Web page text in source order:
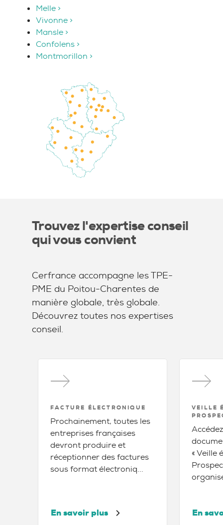
Melle >
Vivonne >
Mansle >
Confolens >
Montmorillon >
Trouvez l'expertise conseil
qui vous convient
Cerfrance accompagne les TPE-
PME du Poitou-Charentes de
manière globale, très globale.
Découvrez toutes nos expertises
conseil.
FACTURE ÉLECTRONIQUE
Prochainement, toutes les
entreprises françaises
devront produire et
réceptionner des factures
sous format électroniq...
En savoir plus
VEILLE
« Veille
En